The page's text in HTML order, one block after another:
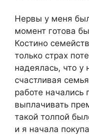
Нервы у меня
момент готова
Костино
только страх
надеялась, что у
счастливая
работе
выплачивать
такой толпой
и я начала